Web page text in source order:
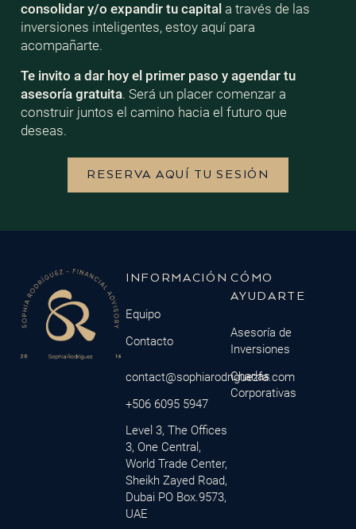
consolidar y/o expandir tu capital a través de las
inversiones inteligentes, estoy aquí para
acompañarte.
Te invito a dar hoy el primer paso y agendar tu
asesoría gratuita. Será un placer comenzar a
construir juntos el camino hacia el futuro que
deseas.
RESERVA AQUÍ TU SESIÓN
INFORMACIÓN
Equipo
Contacto
contact@sophiarodriguezfa.com
+506 6095 5947
Level 3, The Offices
3, One Central,
World Trade Center,
Sheikh Zayed Road,
Dubai PO Box.9573,
UAE
CÓMO
AYUDARTE
Asesoría de
Inversiones
Charlas
Corporativas